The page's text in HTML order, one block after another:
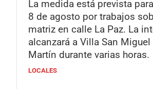
La medida está prevista
8 de agosto por trabajos
matriz en calle La Paz. La
alcanzará a Villa San Miguel
Martín durante varias horas.
LOCALES